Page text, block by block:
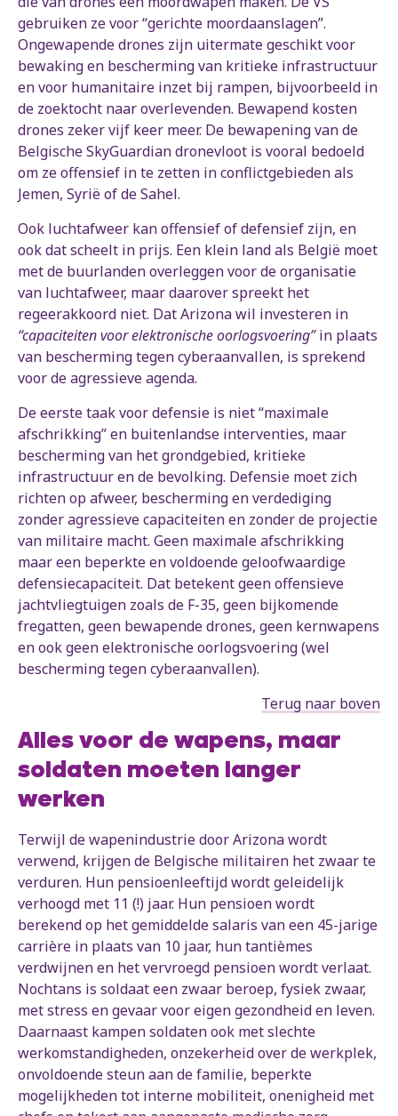
gebruiken ze voor “gerichte moordaanslagen”.
Ongewapende drones zijn uitermate geschikt voor
bewaking en bescherming van kritieke infrastructuur
en voor humanitaire inzet bij rampen, bijvoorbeeld in
de zoektocht naar overlevenden. Bewapend kosten
drones zeker vijf keer meer. De bewapening van de
Belgische SkyGuardian dronevloot is vooral bedoeld
om ze offensief in te zetten in conflictgebieden als
Jemen, Syrië of de Sahel.
Ook luchtafweer kan offensief of defensief zijn, en
ook dat scheelt in prijs. Een klein land als België moet
met de buurlanden overleggen voor de organisatie
van luchtafweer, maar daarover spreekt het
regeerakkoord niet. Dat Arizona wil investeren in
“capaciteiten voor elektronische oorlogsvoering”in plaats
van bescherming tegen cyberaanvallen, is sprekend
voor de agressieve agenda.
De eerste taak voor defensie is niet “maximale
afschrikking” en buitenlandse interventies, maar
bescherming van het grondgebied, kritieke
infrastructuur en de bevolking. Defensie moet zich
richten op afweer, bescherming en verdediging
zonder agressieve capaciteiten en zonder de projectie
van militaire macht. Geen maximale afschrikking
maar een beperkte en voldoende geloofwaardige
defensiecapaciteit. Dat betekent geen offensieve
jachtvliegtuigen zoals de F-35, geen bijkomende
fregatten, geen bewapende drones, geen kernwapens
en ook geen elektronische oorlogsvoering (wel
bescherming tegen cyberaanvallen).
Terug naar boven
Alles voor de wapens, maar
soldaten moeten langer
werken
Terwijl de wapenindustrie door Arizona wordt
verwend, krijgen de Belgische militairen het zwaar te
verduren. Hun pensioenleeftijd wordt geleidelijk
verhoogd met 11 (!) jaar. Hun pensioen wordt
berekend op het gemiddelde salaris van een 45-jarige
carrière in plaats van 10 jaar, hun tantièmes
verdwijnen en het vervroegd pensioen wordt verlaat.
Nochtans is soldaat een zwaar beroep, fysiek zwaar,
met stress en gevaar voor eigen gezondheid en leven.
Daarnaast kampen soldaten ook met slechte
werkomstandigheden, onzekerheid over de werkplek,
onvoldoende steun aan de familie, beperkte
mogelijkheden tot interne mobiliteit, onenigheid met